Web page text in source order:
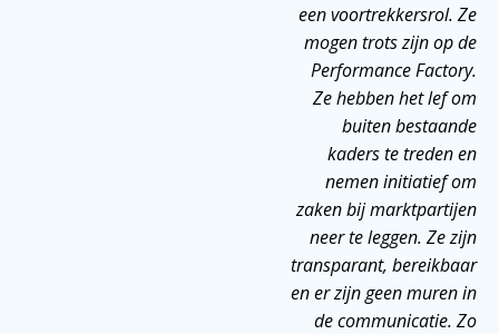
een voortrekkersrol. Ze
mogen trots zijn op de
Performance Factory.
Ze hebben het lef om
buiten bestaande
kaders te treden en
nemen initiatief om
zaken bij marktpartijen
neer te leggen. Ze zijn
transparant, bereikbaar
en er zijn geen muren in
de communicatie. Zo